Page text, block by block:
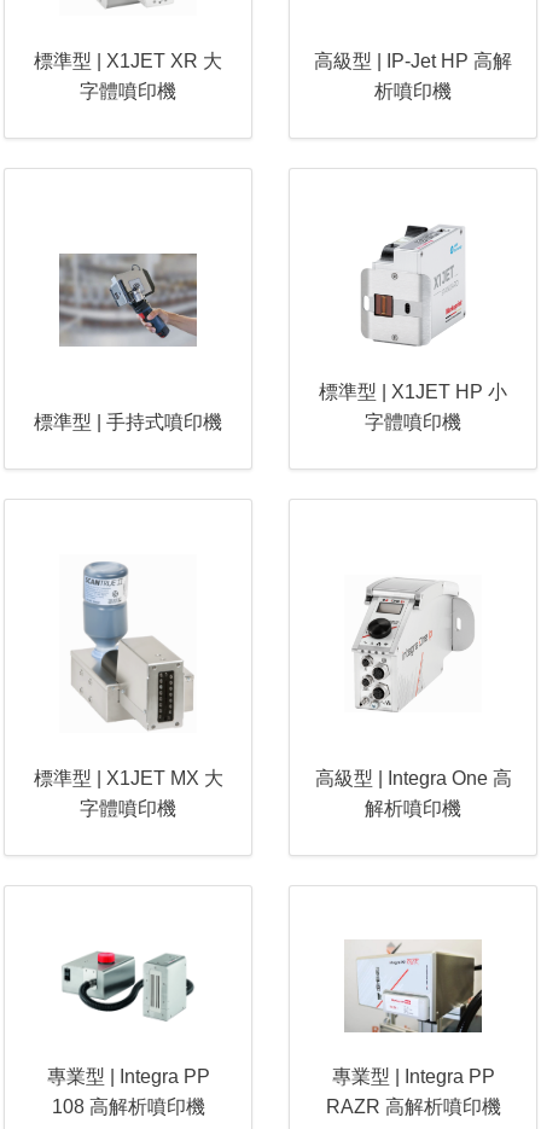
標準型 | X1JET XR 大
字體噴印機
高級型 | IP-Jet HP 高解
析噴印機
標準型 | 手持式噴印機
標準型 | X1JET HP 小
字體噴印機
標準型 | X1JET MX 大
字體噴印機
高級型 | Integra One 高
解析噴印機
專業型 | Integra PP
108 高解析噴印機
專業型 | Integra PP
RAZR 高解析噴印機